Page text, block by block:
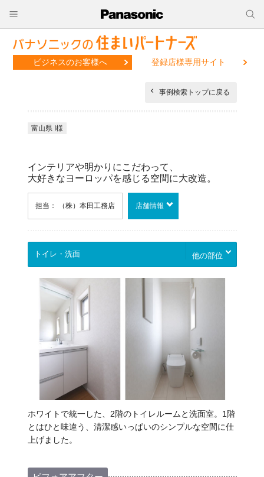
ビジネスのお客様へ 登録店様専用サイト
事例検索トップに戻る
富山県 I様
インテリアや明かりにこだわって、
大好きなヨーロッパを感じる空間に大改造。
担当： （株）本田工務店 店舗情報
他の部位
ホワイトで統一した、2階のトイレルームと洗面室。1階
とはひと味違う、清潔感いっぱいのシンプルな空間に仕
上げました。